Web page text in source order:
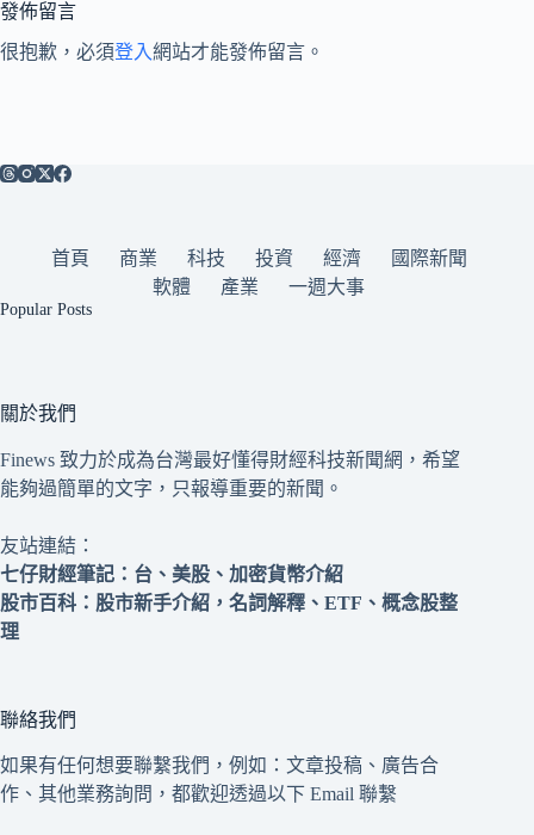
發佈留言
很抱歉，必須登入網站才能發佈留言。
首頁 商業 科技 投資 經濟
國際新聞
軟體
產業 一週大事
Popular Posts
關於我們
Finews 致力於成為台灣最好懂得財經科技新聞網，希望
能夠過簡單的文字，只報導重要的新聞。
友站連結：
七仔財經筆記 ：台、美股、加密貨幣介紹
股市百科 ：股市新手介紹，名詞解釋、ETF、概念股整
理
聯絡我們
如果有任何想要聯繫我們，例如：文章投稿、廣告合
作、其他業務詢問，都歡迎透過以下 Email 聯繫